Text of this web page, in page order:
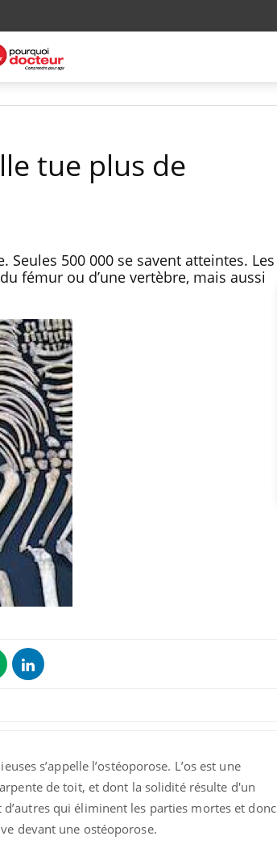
tue plus de
500 000 se savent atteintes. Les
fémur ou d’une vertèbre, mais aussi
s’appelle l’ostéoporose. L’os est une
de toit, et dont la solidité résulte d'un
qui éliminent les parties mortes et donc
devant une ostéoporose.